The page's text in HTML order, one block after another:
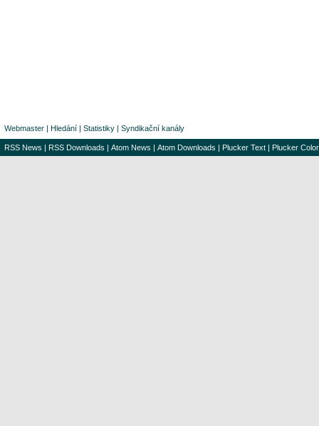
Webmaster | Hledání | Statistiky | Syndikační kanály
RSS News | RSS Downloads | Atom News | Atom Downloads | Plucker Text | Plucker Color